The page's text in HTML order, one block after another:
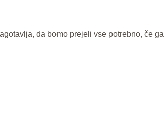
da bomo prejeli vse potrebno, če ga